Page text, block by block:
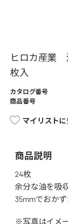
ヒロカ産業
枚入
カタログ番号
商品番号
マイリスト
商品説明
24枚
余分な油を吸
35mmでおか
※写真はイメ